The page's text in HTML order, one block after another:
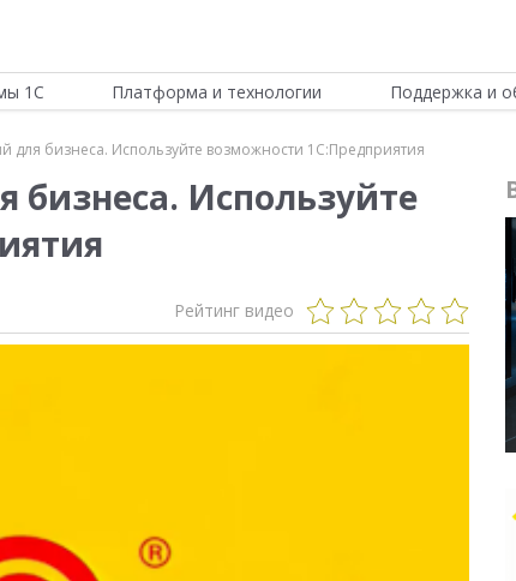
1С Платформа и технологии Поддержка и
для бизнеса. Используйте возможности 1С:Предприятия
бизнеса. Используйте
Рейтинг видео